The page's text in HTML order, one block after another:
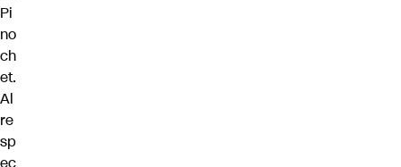
Pi
no
ch
et.
Al
re
sp
ec